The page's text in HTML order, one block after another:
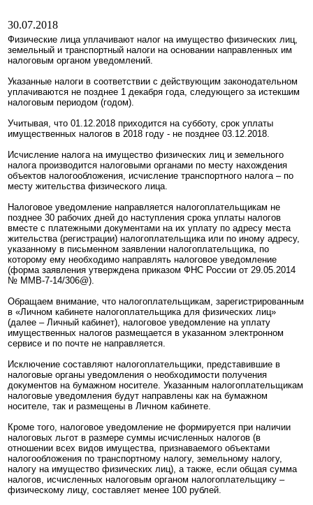
30.07.2018
Физические лица уплачивают налог на имущество физических лиц,
земельный и транспортный налоги на основании направленных им
налоговым органом уведомлений.
Указанные налоги в соответствии с действующим законодательном
уплачиваются не позднее 1 декабря года, следующего за истекшим
налоговым периодом (годом).
Учитывая, что 01.12.2018 приходится на субботу, срок уплаты
имущественных налогов в 2018 году - не позднее 03.12.2018.
Исчисление налога на имущество физических лиц и земельного
налога производится налоговыми органами по месту нахождения
объектов налогообложения, исчисление транспортного налога – по
месту жительства физического лица.
Налоговое уведомление направляется налогоплательщикам не
позднее 30 рабочих дней до наступления срока уплаты налогов
вместе с платежными документами на их уплату по адресу места
жительства (регистрации) налогоплательщика или по иному адресу,
указанному в письменном заявлении налогоплательщика, по
которому ему необходимо направлять налоговое уведомление
(форма заявления утверждена приказом ФНС России от 29.05.2014
№ ММВ-7-14/306@).
Обращаем внимание, что налогоплательщикам, зарегистрированным
в «Личном кабинете налогоплательщика для физических лиц»
(далее – Личный кабинет), налоговое уведомление на уплату
имущественных налогов размещается в указанном электронном
сервисе и по почте не направляется.
Исключение составляют налогоплательщики, представившие в
налоговые органы уведомления о необходимости получения
документов на бумажном носителе. Указанным налогоплательщикам
налоговые уведомления будут направлены как на бумажном
носителе, так и размещены в Личном кабинете.
Кроме того, налоговое уведомление не формируется при наличии
налоговых льгот в размере суммы исчисленных налогов (в
отношении всех видов имущества, признаваемого объектами
налогообложения по транспортному налогу, земельному налогу,
налогу на имущество физических лиц), а также, если общая сумма
налогов, исчисленных налоговым органом налогоплательщику –
физическому лицу, составляет менее 100 рублей.